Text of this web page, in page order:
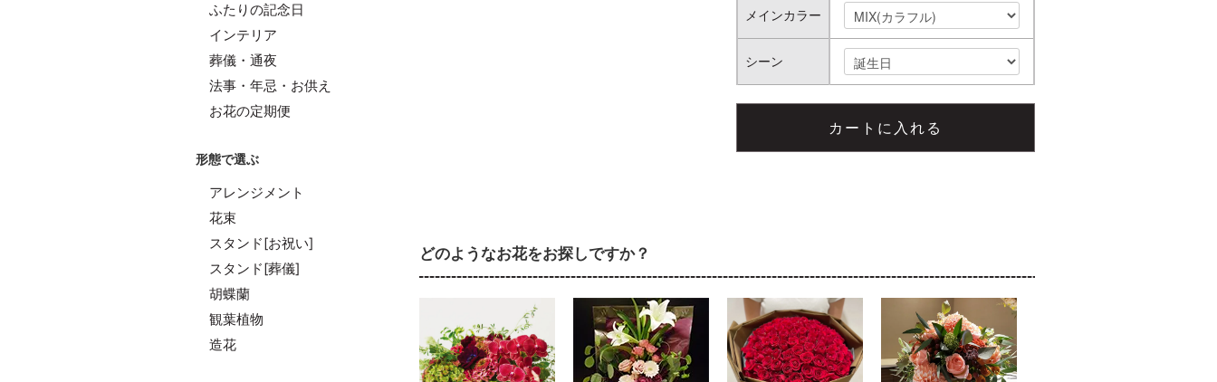
メインカラー
シーン
どのようなお花をお探しですか？
ふたりの記念日
インテリア
葬儀・通夜
法事・年忌・お供え
お花の定期便
形態で選ぶ
アレンジメント
花束
スタンド[お祝い]
スタンド[葬儀]
胡蝶蘭
観葉植物
造花